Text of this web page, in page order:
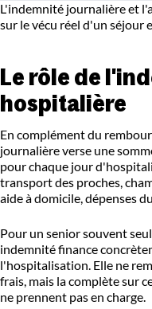
L'indemnité journalière et
sur le vécu réel d'un séjour
Le rôle de
hospitalière
En complément du
journalière verse une
pour chaque jour
transport des proches,
aide à domicile, dépenses
Pour un senior souvent
indemnité finance
l'hospitalisation. Elle ne
frais, mais la complète sur
ne prennent pas en charge.